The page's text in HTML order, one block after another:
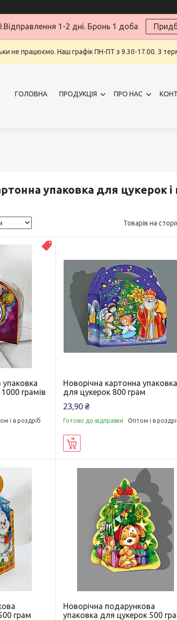
1-2 дні. Бронь 1 доба
не працюємо. Наш графік ПН-ПТ з 9.30-17.00. З
ГОЛОВНА ПРОДУКЦІЯ ПРО НАС
упаковка для цукерок і
упаковка
грамів
і в роздріб
Новорічна картонна упаковка
для цукерок 800 грам
23,90 ₴
Готово до відправки Оптом і в
грам
Новорічна подарункова
упаковка для цукерок 500